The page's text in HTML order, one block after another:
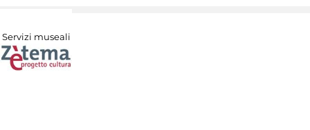
Servizi museali